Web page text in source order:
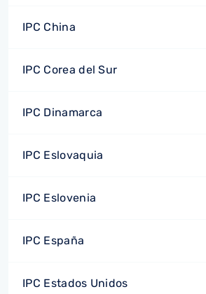
IPC China
IPC Corea del Sur
IPC Dinamarca
IPC Eslovaquia
IPC Eslovenia
IPC España
IPC Estados Unidos